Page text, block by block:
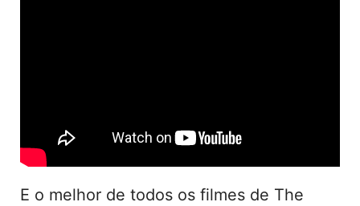
E o melhor de todos os filmes de The